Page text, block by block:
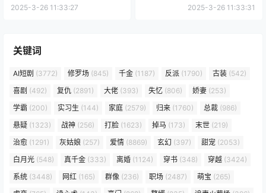
2025-3-26 11:33:27 2025-3-26 11:33:31
关键词
AI短剧 (3772) 修罗场 (845) 千金 (1187) 反派 (1790) 古装 (542)
喜剧 (492) 复仇 (2891) 大佬 (393) 失忆 (806) 娇妻 (253)
学霸 (200) 实习生 (144) 家庭 (2579) 归来 (1760) 总裁 (986)
悬疑 (1323) 战神 (256) 打脸 (1623) 掉马 (173) 末世 (219)
治愈 (1291) 灰姑娘 (257) 爱情 (8869) 玄幻 (397) 甜宠 (2053)
白月光 (548) 真千金 (333) 离婚 (1124) 穿书 (348) 穿越 (3424)
系统 (3448) 网红 (165) 群像 (236) 职场 (2487) 萌宝 (265)